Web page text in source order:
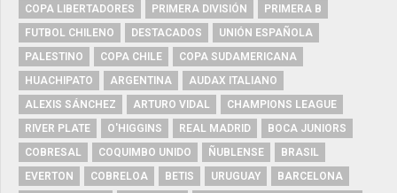
COPA LIBERTADORES
PRIMERA DIVISIÓN
PRIMERA B
FUTBOL CHILENO
DESTACADOS
UNIÓN ESPAÑOLA
PALESTINO
COPA CHILE
COPA SUDAMERICANA
HUACHIPATO
ARGENTINA
AUDAX ITALIANO
ALEXIS SÁNCHEZ
ARTURO VIDAL
CHAMPIONS LEAGUE
RIVER PLATE
O'HIGGINS REAL MADRID
BOCA JUNIORS
COBRESAL
COQUIMBO UNIDO ÑUBLENSE
BRASIL
EVERTON
COBRELOA BETIS URUGUAY
BARCELONA